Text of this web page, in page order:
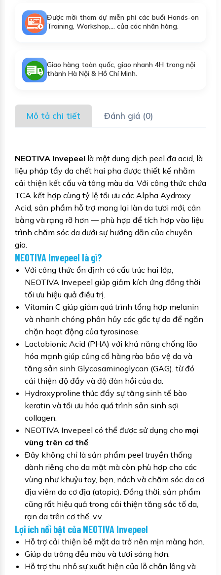
Được mời tham dự miễn phí các buổi Hands-on
Training, Workshop,... của các nhãn hàng.
Giao hàng toàn quốc, giao nhanh 4H trong nội
thành Hà Nội & Hồ Chí Minh.
Mô tả chi tiết Đánh giá (0)
NEOTIVA Invepeel là một dung dịch peel đa acid, là
liệu pháp tẩy da chết hai pha được thiết kế nhằm
cải thiện kết cấu và tông màu da. Với công thức chứa
TCA kết hợp cùng tỷ lệ tối ưu các Alpha Aydroxy
Acid, sản phẩm hỗ trợ mang lại làn da tươi mới, cân
bằng và rạng rỡ hơn — phù hợp để tích hợp vào liệu
trình chăm sóc da dưới sự hướng dẫn của chuyên
gia.
NEOTIVA Invepeel là gì?
Với công thức ổn định có cấu trúc hai lớp,
NEOTIVA Invepeel giúp giảm kích ứng đồng thời
tối ưu hiệu quả điều trị.
Vitamin C giúp giảm quá trình tổng hợp melanin
và nhanh chóng phân hủy các gốc tự do để ngăn
chặn hoạt động của tyrosinase.
Lactobionic Acid (PHA) với khả năng chống lão
hóa mạnh giúp củng cố hàng rào bảo vệ da và
tăng sản sinh Glycosaminoglycan (GAG), từ đó
cải thiện độ đầy và độ đàn hồi của da.
Hydroxyproline thúc đẩy sự tăng sinh tế bào
keratin và tối ưu hóa quá trình sản sinh sợi
collagen.
NEOTIVA Invepeel có thể được sử dụng cho mọi
vùng trên cơ thể.
Đây không chỉ là sản phẩm peel truyền thống
dành riêng cho da mặt mà còn phù hợp cho các
vùng như khuỷu tay, bẹn, nách và chăm sóc da cơ
địa viêm da cơ địa (atopic). Đồng thời, sản phẩm
cũng rất hiệu quả trong cải thiện tăng sắc tố da,
rạn da trên cơ thể, v.v.
Lợi ích nổi bật của NEOTIVA Invepeel
Hỗ trợ cải thiện bề mặt da trở nên mịn màng hơn.
Giúp da trông đều màu và tươi sáng hơn.
Hỗ trợ thu nhỏ sự xuất hiện của lỗ chân lông và